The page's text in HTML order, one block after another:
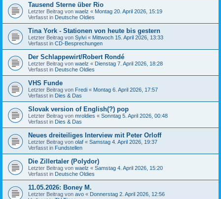
Tausend Sterne über Rio
Letzter Beitrag von waelz « Montag 20. April 2026, 15:19
Verfasst in Deutsche Oldies
Tina York - Stationen von heute bis gestern
Letzter Beitrag von Sylvi « Mittwoch 15. April 2026, 13:33
Verfasst in CD-Besprechungen
Der Schlappewirt/Robert Rondé
Letzter Beitrag von waelz « Dienstag 7. April 2026, 18:28
Verfasst in Deutsche Oldies
VHS Funde
Letzter Beitrag von Fredi « Montag 6. April 2026, 17:57
Verfasst in Dies & Das
Slovak version of English(?) pop
Letzter Beitrag von mroldies « Sonntag 5. April 2026, 00:48
Verfasst in Dies & Das
Neues dreiteiliges Interview mit Peter Orloff
Letzter Beitrag von olaf « Samstag 4. April 2026, 19:37
Verfasst in Fundstellen
Die Zillertaler (Polydor)
Letzter Beitrag von waelz « Samstag 4. April 2026, 15:20
Verfasst in Deutsche Oldies
11.05.2026: Boney M.
Letzter Beitrag von avo « Donnerstag 2. April 2026, 12:56